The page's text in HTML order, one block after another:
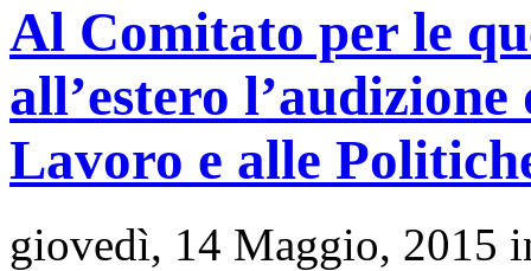
Al Comitato per le
all’estero
Lavoro e alle
giovedì, 14 Maggio, 2015